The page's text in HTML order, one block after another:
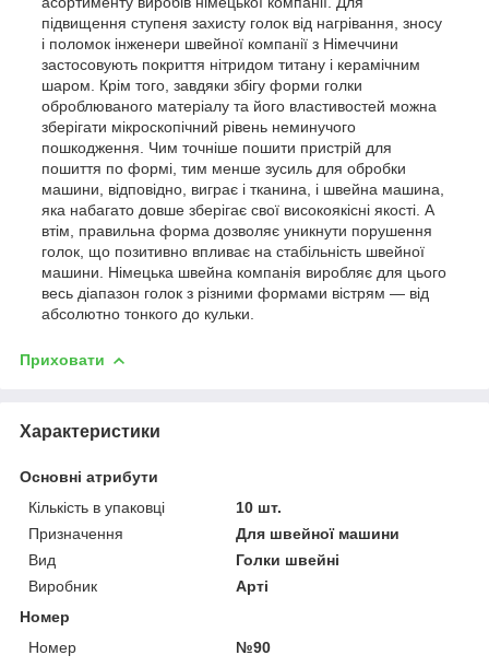
підвищення ступеня захисту голок від нагрівання, зносу
і поломок інженери швейної компанії з Німеччини
застосовують покриття нітридом титану і керамічним
шаром. Крім того, завдяки збігу форми голки
оброблюваного матеріалу та його властивостей можна
зберігати мікроскопічний рівень неминучого
пошкодження. Чим точніше пошити пристрій для
пошиття по формі, тим менше зусиль для обробки
машини, відповідно, виграє і тканина, і швейна машина,
яка набагато довше зберігає свої високоякісні якості. А
втім, правильна форма дозволяє уникнути порушення
голок, що позитивно впливає на стабільність швейної
машини. Німецька швейна компанія виробляє для цього
весь діапазон голок з різними формами вістрям — від
абсолютно тонкого до кульки.
Приховати
Характеристики
Основні атрибути
Кількість в упаковці
10 шт.
Призначення
Для швейної машини
Вид
Голки швейні
Виробник
Арті
Номер
Номер
№90